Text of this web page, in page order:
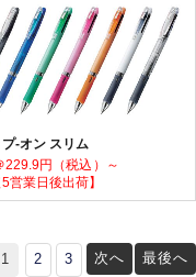
-オン スリム
229.9円（税込）～
5営業日後出荷】
最後へ
次へ
3
2
1